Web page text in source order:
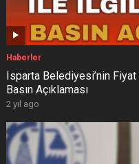
Haberler
Isparta Belediyesi’nin
Basın Açıklaması
2 yıl ago